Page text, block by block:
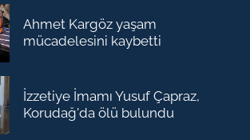
Ahmet Kargöz yaşam
mücadelesini kaybetti
İzzetiye İmamı Yusuf Çapraz,
Korudağ'da ölü bulundu